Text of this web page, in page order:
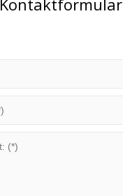
Kontaktformular